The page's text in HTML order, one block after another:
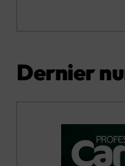
Dernier